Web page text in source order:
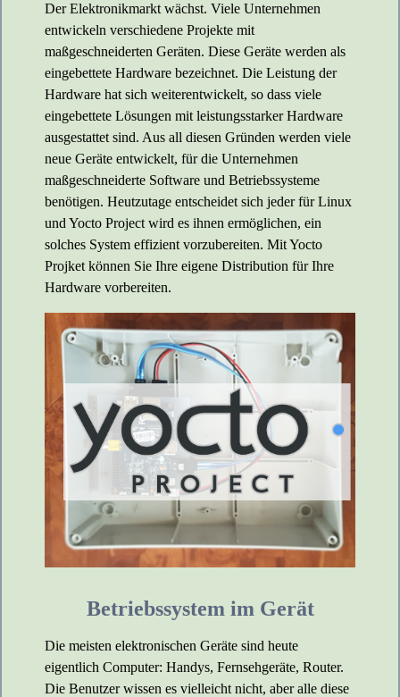
Der Elektronikmarkt wächst. Viele Unternehmen
entwickeln verschiedene Projekte mit
maßgeschneiderten Geräten. Diese Geräte werden als
eingebettete Hardware bezeichnet. Die Leistung der
Hardware hat sich weiterentwickelt, so dass viele
eingebettete Lösungen mit leistungsstarker Hardware
ausgestattet sind. Aus all diesen Gründen werden viele
neue Geräte entwickelt, für die Unternehmen
maßgeschneiderte Software und Betriebssysteme
benötigen. Heutzutage entscheidet sich jeder für Linux
und Yocto Project wird es ihnen ermöglichen, ein
solches System effizient vorzubereiten. Mit Yocto
Projket können Sie Ihre eigene Distribution für Ihre
Hardware vorbereiten.
Betriebssystem im Gerät
Die meisten elektronischen Geräte sind heute
eigentlich Computer: Handys, Fernsehgeräte, Router.
Die Benutzer wissen es vielleicht nicht, aber alle diese